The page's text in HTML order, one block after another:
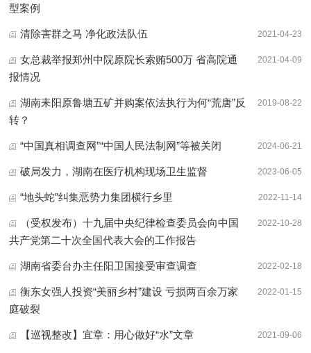
型案例
2021-04-23
清除害群之马 净化政法队伍
2021-04-09
女总裁举报郑州中院原院长索贿500万 省高院通
报情况
2019-08-22
湖南耒阳原鲁塘五矿并购案依法执行为何“荒唐”反
转？
2024-06-21
“中国真相调查网”“中国人民法制网”等被关闭
2023-06-05
破局发力，湖南在医疗机构现场卫生监督
2022-11-14
“地头蛇”纠集恶势力集团横行乡里
2022-10-28
（受权发布）十九届中央纪律检查委员会向中国
共产党第二十次全国代表大会的工作报告
2022-02-18
湖南省委台办主任阳卫国接受审查调查
2022-01-15
衡东女强人投资“美丽乡村”建设 亏损两百余万家
庭破裂
2021-09-06
【巡视整改】宜章：用心做好“水”文章